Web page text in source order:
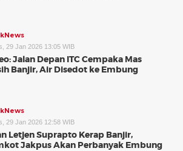
29 Jan 2026 13:05 WIB
Jalan Depan ITC Cempaka Mas
Banjir, Air Disedot ke Embung
29 Jan 2026 12:58 WIB
Letjen Suprapto Kerap Banjir,
Jakpus Akan Perbanyak Embung